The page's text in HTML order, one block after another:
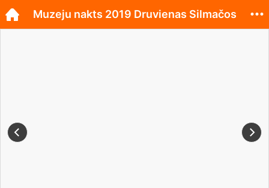
Muzeju nakts 2019 Druvienas Silmačos